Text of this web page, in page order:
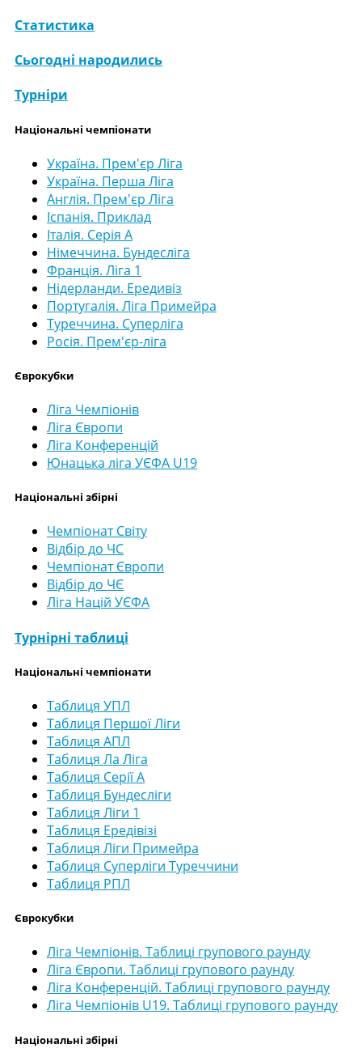
Статистика
Сьогодні народились
Турніри
Національні чемпіонати
Україна. Прем'єр Ліга
Україна. Перша Ліга
Англія. Прем'єр Ліга
Іспанія. Приклад
Італія. Серія А
Німеччина. Бундесліга
Франція. Ліга 1
Нідерланди. Ередивіз
Португалія. Ліга Примейра
Туреччина. Суперліга
Росія. Прем'єр-ліга
Єврокубки
Ліга Чемпіонів
Ліга Європи
Ліга Конференцій
Юнацька ліга УЄФА U19
Національні збірні
Чемпіонат Світу
Відбір до ЧС
Чемпіонат Європи
Відбір до ЧЄ
Ліга Націй УЄФА
Турнірні таблиці
Національні чемпіонати
Таблиця УПЛ
Таблиця Першої Ліги
Таблиця АПЛ
Таблиця Ла Ліга
Таблиця Серії А
Таблиця Бундесліги
Таблиця Ліги 1
Таблиця Ередівізі
Таблиця Ліги Примейра
Таблиця Суперліги Туреччини
Таблиця РПЛ
Єврокубки
Ліга Чемпіонів. Таблиці групового раунду
Ліга Європи. Таблиці групового раунду
Ліга Конференцій. Таблиці групового раунду
Ліга Чемпіонів U19. Таблиці групового раунду
Національні збірні